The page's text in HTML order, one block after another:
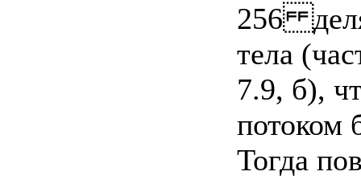
256
тела
7.9, б),
потоком
Тогда